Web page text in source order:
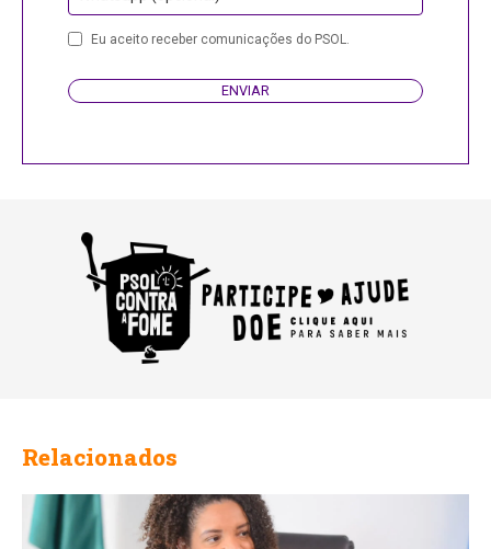
PhoneEu aceito receber comunicações do PSOL.
ENVIAR
Relacionados